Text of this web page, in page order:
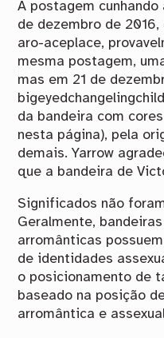
A postagem
de dezembro de
aro-aceplace,
mesma postagem,
mas em 21 de
da bandeira com
nesta página), pela
demais. Yarrow
que a bandeira de
Significados não
Geralmente,
arromânticas
de identidades
o posicionamento de
baseado na posição
arromântica e